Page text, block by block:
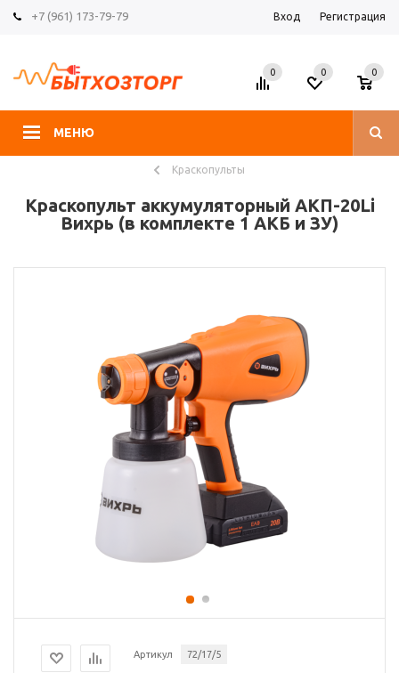
+7 (961) 173-79-79 Вход Регистрация
МЕНЮ
0 0 0
Краскопульты
Краскопульт аккумуляторный АКП-20Li
Вихрь (в комплекте 1 АКБ и ЗУ)
Артикул 72/17/5